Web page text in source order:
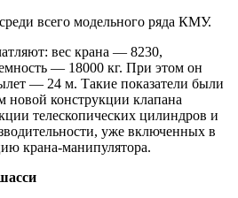
всего модельного ряда КМУ.
вес крана — 8230,
— 18000 кг. При этом он
— 24 м. Такие показатели были
новой конструкции клапана
телескопических цилиндров и
уже включенных в
крана-манипулятора.